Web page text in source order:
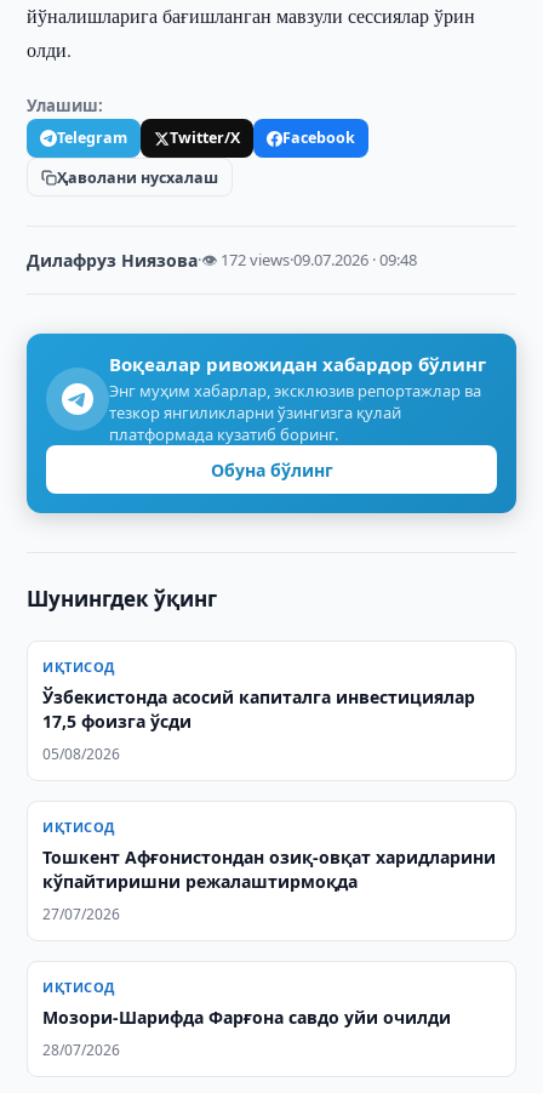
йўналишларига бағишланган мавзули сессиялар ўрин
олди.
Улашиш:
Telegram Twitter/X
Facebook
Ҳаволани нусхалаш
Дилафруз Ниязова·👁 172 views·09.07.2026 · 09:48
Воқеалар ривожидан хабардор бўлинг
Энг муҳим хабарлар, эксклюзив репортажлар ва
тезкор янгиликларни ўзингизга қулай
платформада кузатиб боринг.
Обуна бўлинг
Шунингдек ўқинг
ИҚТИСОД
Ўзбекистонда асосий капиталга инвестициялар
17,5 фоизга ўсди
05/08/2026
ИҚТИСОД
Тошкент Афғонистондан озиқ-овқат харидларини
кўпайтиришни режалаштирмоқда
27/07/2026
ИҚТИСОД
Мозори-Шарифда Фарғона савдо уйи очилди
28/07/2026